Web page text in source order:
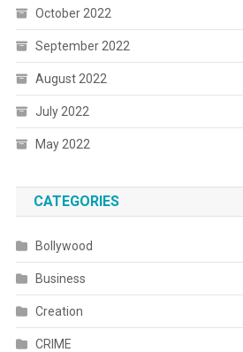
October 2022
September 2022
August 2022
July 2022
May 2022
CATEGORIES
Bollywood
Business
Creation
CRIME